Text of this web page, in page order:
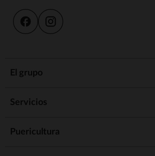
El grupo
Servicios
Puericultura